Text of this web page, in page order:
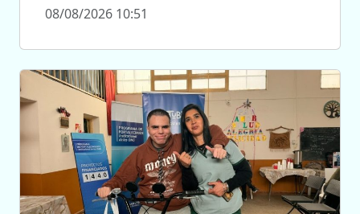
08/08/2026 10:51